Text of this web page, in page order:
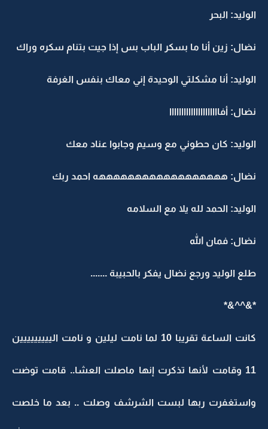
الوليد: البحر
نضال: زين أنا ما بسكر الباب بس إذا جيت بتنام سكره وراك
الوليد: أنا مشكلتي الوحيدة إني معاك بنفس الغرفة
نضال: أفااااااااااااااااااااا
الوليد: كان حطوني مع وسيم وجابوا عناد معك
نضال: ههههههههههههههههههه احمد ربك
الوليد: الحمد لله يلا مع السلامه
نضال: فمان الله
طلع الوليد ورجع نضال يفكر بالحبيبة .......
*&^^&*
كانت الساعة تقريبا 10 لما نامت ليلين و نامت الييييييييين
11 وقامت لأنها تذكرت إنها ماصلت العشا.. قامت توضت
واستغفرت ربها لبست الشرشف وصلت .. بعد ما خلصت